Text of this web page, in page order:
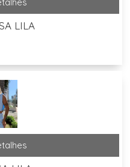
LILA